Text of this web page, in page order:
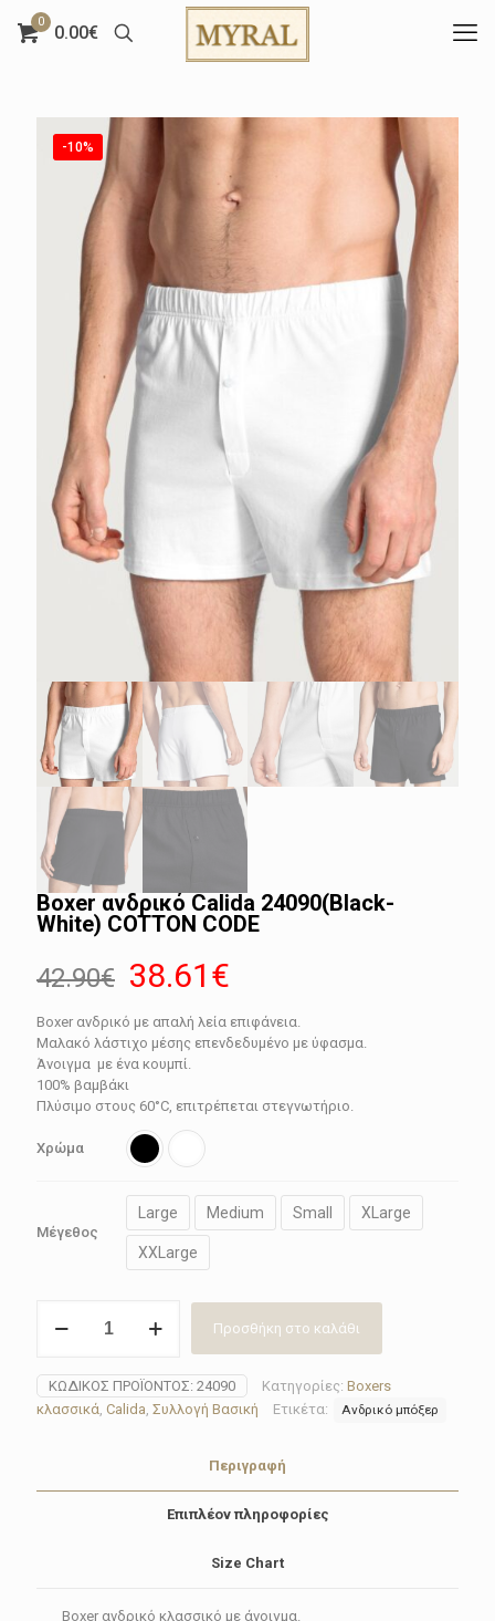
0
0.00€
-10%
Boxer ανδρικό Calida 24090(Black-
White) COTTON CODE
42.90€ Original
price
was:
42.90€.
38.61 €
τρέχουσα
τιμή
38.61€.
Boxer ανδρικό με απαλή λεία επιφάνεια.
Μαλακό λάστιχο μέσης επενδεδυμένο με ύφασμα.
Άνοιγμα με ένα κουμπί.
100% βαμβάκι
Πλύσιμο στους 60°C, επιτρέπεται στεγνωτήριο.
Χρώμα
Μέγεθος
Large Medium Small XLarge
XXLarge
ανδρικό
24090(Black-
White)
COTTON
Προσθήκη στο καλάθι
ΚΩΔΙΚΌΣ ΠΡΟΪΌΝΤΟΣ: 24090 Κατηγορίες: Boxers
κλασσικά Calida Συλλογή Βασική Ετικέτα: Ανδρικό μπόξερ
Περιγραφή
Επιπλέον πληροφορίες
Size Chart
Boxer ανδρικό κλασσικό με άνοιγμα.